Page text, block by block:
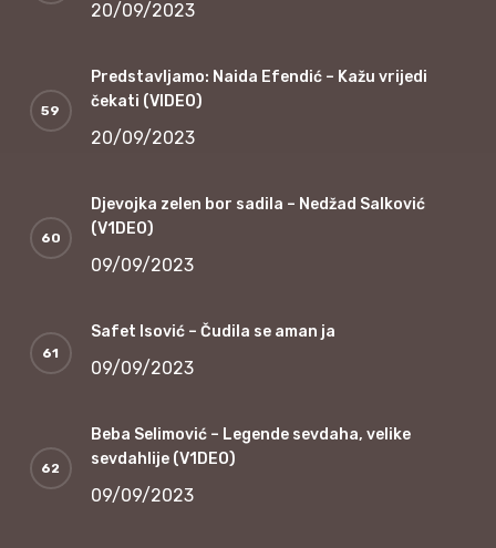
20/09/2023
Predstavljamo: Naida Efendić – Kažu vrijedi
čekati (VIDEO)
20/09/2023
Djevojka zelen bor sadila – Nedžad Salković
(V1DEO)
09/09/2023
Safet Isović – Čudila se aman ja
09/09/2023
Beba Selimović – Legende sevdaha, velike
sevdahlije (V1DEO)
09/09/2023